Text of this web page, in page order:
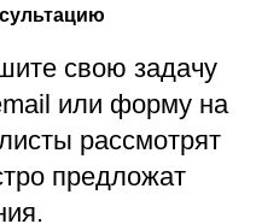
свою задачу
или форму на
рассмотрят
предложат